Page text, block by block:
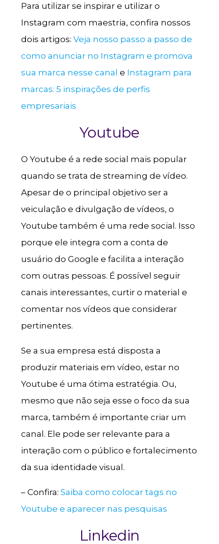
Para utilizar se inspirar e utilizar o
Instagram com maestria, confira nossos
dois artigos: Veja nosso passo a passo de
como anunciar no Instagram e promova
sua marca nesse canal e Instagram para
marcas: 5 inspirações de perfis
empresariais
Youtube
O Youtube é a rede social mais popular
quando se trata de streaming de vídeo.
Apesar de o principal objetivo ser a
veiculação e divulgação de vídeos, o
Youtube também é uma rede social. Isso
porque ele integra com a conta de
usuário do Google e facilita a interação
com outras pessoas. É possível seguir
canais interessantes, curtir o material e
comentar nos vídeos que considerar
pertinentes.
Se a sua empresa está disposta a
produzir materiais em vídeo, estar no
Youtube é uma ótima estratégia. Ou,
mesmo que não seja esse o foco da sua
marca, também é importante criar um
canal. Ele pode ser relevante para a
interação com o público e fortalecimento
da sua identidade visual.
– Confira: Saiba como colocar tags no
Youtube e aparecer nas pesquisas
Linkedin